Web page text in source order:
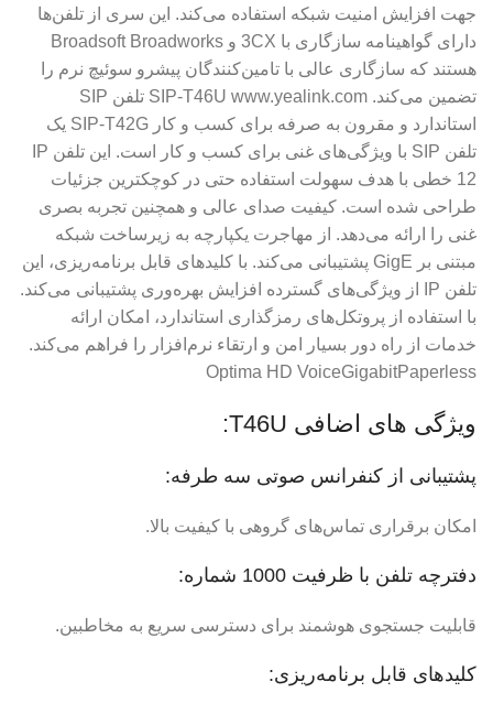
جهت افزایش امنیت شبکه استفاده می‌کند. این سری از تلفن‌ها
دارای گواهینامه سازگاری با 3CX و Broadsoft Broadworks
هستند که سازگاری عالی با تامین‌کنندگان پیشرو سوئیچ نرم را
تضمین می‌کند. SIP-T46U www.yealink.com تلفن SIP
استاندارد و مقرون به صرفه برای کسب و کار SIP-T42G یک
تلفن SIP با ویژگی‌های غنی برای کسب و کار است. این تلفن IP
12 خطی با هدف سهولت استفاده حتی در کوچکترین جزئیات
طراحی شده است. کیفیت صدای عالی و همچنین تجربه بصری
غنی را ارائه می‌دهد. از مهاجرت یکپارچه به زیرساخت شبکه
مبتنی بر GigE پشتیبانی می‌کند. با کلیدهای قابل برنامه‌ریزی، این
تلفن IP از ویژگی‌های گسترده افزایش بهره‌وری پشتیبانی می‌کند.
با استفاده از پروتکل‌های رمزگذاری استاندارد، امکان ارائه
خدمات از راه دور بسیار امن و ارتقاء نرم‌افزار را فراهم می‌کند.
Optima HD VoiceGigabitPaperless
ویژگی های اضافی T46U:
پشتیبانی از کنفرانس صوتی سه طرفه:
امکان برقراری تماس‌های گروهی با کیفیت بالا.
دفترچه تلفن با ظرفیت 1000 شماره:
قابلیت جستجوی هوشمند برای دسترسی سریع به مخاطبین.
کلیدهای قابل برنامه‌ریزی: